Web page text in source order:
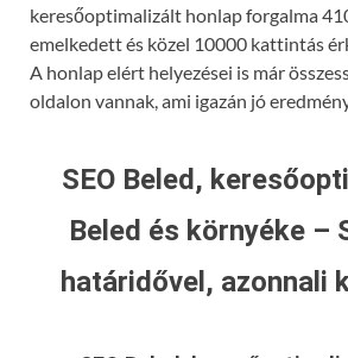
keresőoptimalizált honlap forgalma
emelkedett és közel 10000 kattintás
A honlap elért helyezései is már
oldalon vannak, ami igazán jó
SEO Beled,
Beled és környéke –
határidővel, azonnali